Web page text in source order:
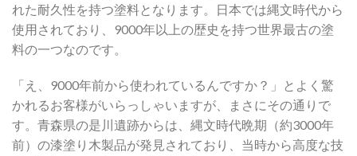
れた耐久性を持つ塗料となります。日本では縄文時代から
使用されており、9000年以上の歴史を持つ世界最古の塗
料の一つなのです。
「え、9000年前から使われているんですか？」とよく驚
かれるお客様がいらっしゃいますが、まさにその通りで
す。青森県の是川遺跡からは、縄文時代晩期（約3000年
前）の漆塗り木製品が発見されており、当時から高度な技